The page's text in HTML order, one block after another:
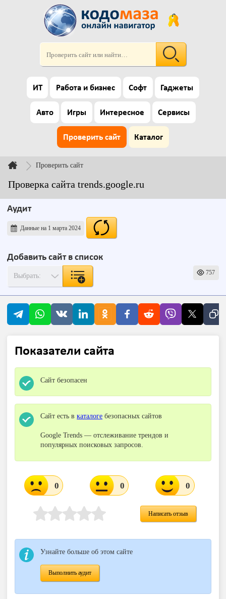
ИТ Работа и бизнес Софт Гаджеты
Авто Игры Интересное Сервисы
Проверить сайт Каталог
Проверить сайт
Проверка сайта trends.google.ru
Аудит
Данные на 1 марта 2024
Добавить сайт в список
757
Показатели сайта
Сайт безопасен
Сайт есть вкаталоге безопасных сайтов
Google Trends — отслеживание трендов и
популярных поисковых запросов.
0 0 0
Написать отзыв
Узнайте больше об этом сайте
Выполнить аудит